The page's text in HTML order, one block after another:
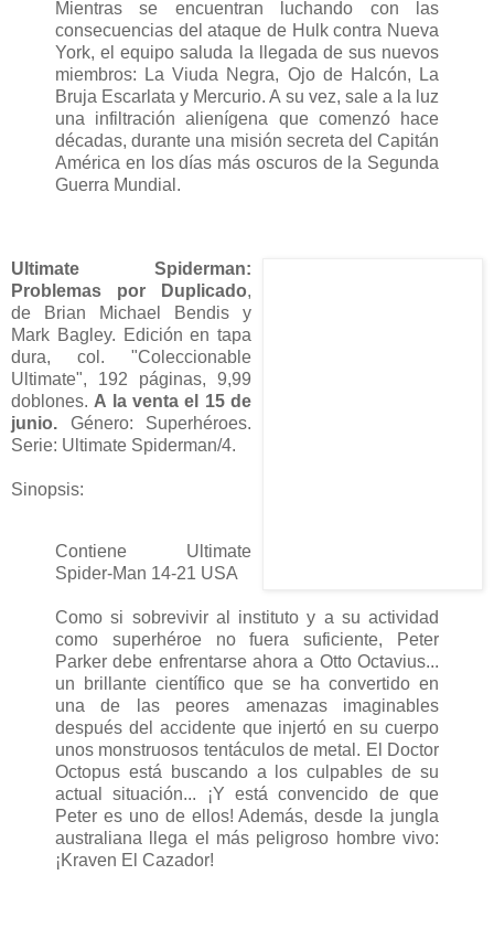
Mientras se encuentran luchando con las
consecuencias del ataque de Hulk contra Nueva
York, el equipo saluda la llegada de sus nuevos
miembros: La Viuda Negra, Ojo de Halcón, La
Bruja Escarlata y Mercurio. A su vez, sale a la luz
una infiltración alienígena que comenzó hace
décadas, durante una misión secreta del Capitán
América en los días más oscuros de la Segunda
Guerra Mundial.
Ultimate Spiderman:
Problemas por Duplicado,
de Brian Michael Bendis y
Mark Bagley. Edición en tapa
dura, col. "Coleccionable
Ultimate", 192 páginas, 9,99
doblones. A la venta el 15 de
junio. Género: Superhéroes.
Serie: Ultimate Spiderman/4.
Sinopsis:
Contiene Ultimate
Spider-Man 14-21 USA
Como si sobrevivir al instituto y a su actividad
como superhéroe no fuera suficiente, Peter
Parker debe enfrentarse ahora a Otto Octavius...
un brillante científico que se ha convertido en
una de las peores amenazas imaginables
después del accidente que injertó en su cuerpo
unos monstruosos tentáculos de metal. El Doctor
Octopus está buscando a los culpables de su
actual situación... ¡Y está convencido de que
Peter es uno de ellos! Además, desde la jungla
australiana llega el más peligroso hombre vivo:
¡Kraven El Cazador!